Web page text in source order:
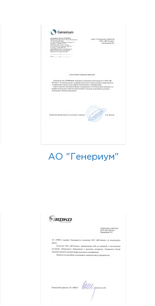
АО "Генериум"